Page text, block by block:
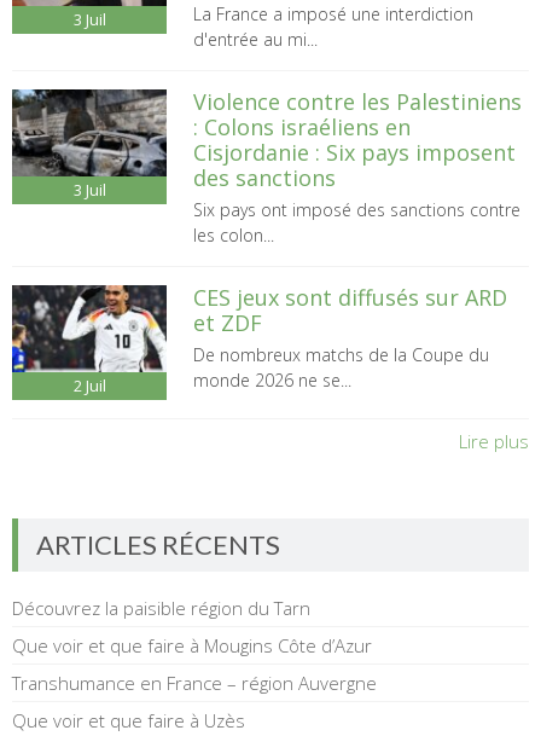
3 Juil
La France a imposé une interdiction
d'entrée au mi...
3 Juil
Violence contre les Palestiniens
: Colons israéliens en
Cisjordanie : Six pays imposent
des sanctions
Six pays ont imposé des sanctions contre
les colon...
2 Juil
CES jeux sont diffusés sur ARD
et ZDF
De nombreux matchs de la Coupe du
monde 2026 ne se...
Lire plus
ARTICLES RÉCENTS
Découvrez la paisible région du Tarn
Que voir et que faire à Mougins Côte d’Azur
Transhumance en France – région Auvergne
Que voir et que faire à Uzès